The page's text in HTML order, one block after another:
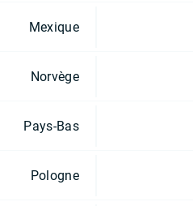
Mexique
Norvège
Pays-Bas
Pologne